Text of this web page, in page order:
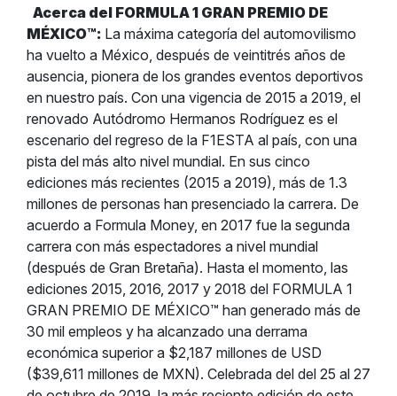
Acerca del FORMULA 1 GRAN PREMIO DE
MÉXICO™: La máxima categoría del automovilismo
ha vuelto a México, después de veintitrés años de
ausencia, pionera de los grandes eventos deportivos
en nuestro país. Con una vigencia de 2015 a 2019, el
renovado Autódromo Hermanos Rodríguez es el
escenario del regreso de la F1ESTA al país, con una
pista del más alto nivel mundial. En sus cinco
ediciones más recientes (2015 a 2019), más de 1.3
millones de personas han presenciado la carrera. De
acuerdo a Formula Money, en 2017 fue la segunda
carrera con más espectadores a nivel mundial
(después de Gran Bretaña). Hasta el momento, las
ediciones 2015, 2016, 2017 y 2018 del FORMULA 1
GRAN PREMIO DE MÉXICO™ han generado más de
30 mil empleos y ha alcanzado una derrama
económica superior a $2,187 millones de USD
($39,611 millones de MXN). Celebrada del del 25 al 27